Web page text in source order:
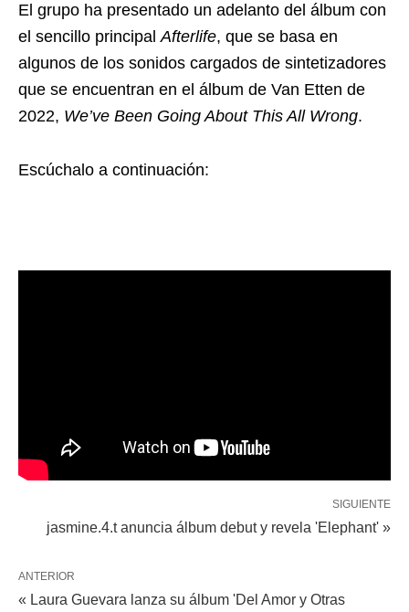
El grupo ha presentado un adelanto del álbum con
el sencillo principalAfterlife, que se basa en
algunos de los sonidos cargados de sintetizadores
que se encuentran en el álbum de Van Etten de
2022, We’ve Been Going About This All Wrong.
Escúchalo a continuación:
SIGUIENTE
jasmine.4.t anuncia álbum debut y revela 'Elephant' »
ANTERIOR
« Laura Guevara lanza su álbum 'Del Amor y Otras